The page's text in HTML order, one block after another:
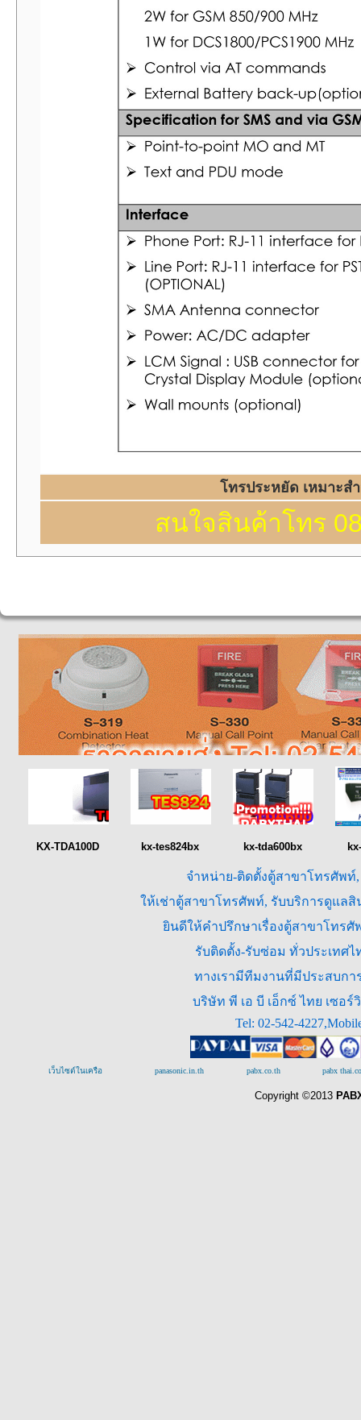
โทรประหยัด เหมาะส
สนใจสินค้าโทร
KX-TDA100D kx-tes824bx kx-tda600bx
จำหน่าย-ติดตั้งตู้สาขาโทรศัพ
ให้เช่าตู้สาขาโทรศัพท์, รับบริการดูแล
ยินดีให้คำปรึกษาเรื่องตู้สาขาโทร
รับติดตั้ง-รับซ่อม ทั่วประเทศ
ทางเรามีทีมงานที่มีประสบกา
บริษัท พี เอ บี เอ็กซ์ ไทย เซอ
Tel: 02-542-
เว็บไซต์ในเครือ panasonic.in.th pabx.co.th pabx
Copyright ©2013